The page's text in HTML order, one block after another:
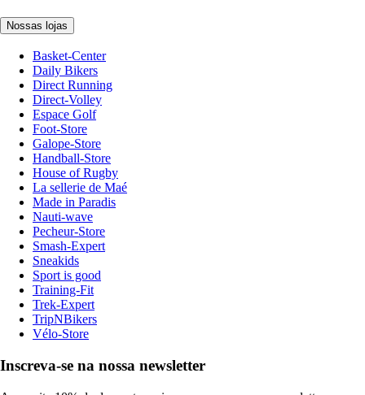
Nossas lojas
Basket-Center
Daily Bikers
Direct Running
Direct-Volley
Espace Golf
Foot-Store
Galope-Store
Handball-Store
House of Rugby
La sellerie de Maé
Made in Paradis
Nauti-wave
Pecheur-Store
Smash-Expert
Sneakids
Sport is good
Training-Fit
Trek-Expert
TripNBikers
Vélo-Store
Inscreva-se na nossa newsletter